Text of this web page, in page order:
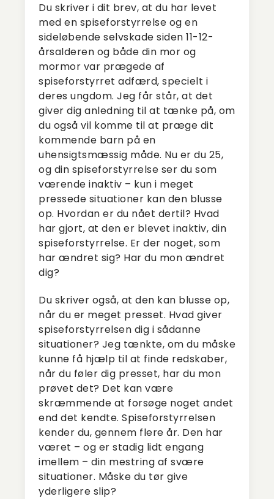
Du skriver i dit brev, at du har levet
med en spiseforstyrrelse og en
sideløbende selvskade siden 11-12-
årsalderen og både din mor og
mormor var prægede af
spiseforstyrret adfærd, specielt i
deres ungdom. Jeg får står, at det
giver dig anledning til at tænke på, om
du også vil komme til at præge dit
kommende barn på en
uhensigtsmæssig måde. Nu er du 25,
og din spiseforstyrrelse ser du som
værende inaktiv – kun i meget
pressede situationer kan den blusse
op. Hvordan er du nået dertil? Hvad
har gjort, at den er blevet inaktiv, din
spiseforstyrrelse. Er der noget, som
har ændret sig? Har du mon ændret
dig?
Du skriver også, at den kan blusse op,
når du er meget presset. Hvad giver
spiseforstyrrelsen dig i sådanne
situationer? Jeg tænkte, om du måske
kunne få hjælp til at finde redskaber,
når du føler dig presset, har du mon
prøvet det? Det kan være
skræmmende at forsøge noget andet
end det kendte. Spiseforstyrrelsen
kender du, gennem flere år. Den har
været – og er stadig lidt engang
imellem – din mestring af svære
situationer. Måske du tør give
yderligere slip?